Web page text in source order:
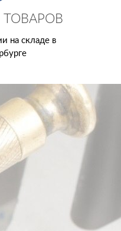
ТОВАРОВ
на складе в